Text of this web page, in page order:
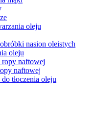
oleju
nasion oleistych
oleju
ropy naftowej
naftowej
do tłoczenia oleju